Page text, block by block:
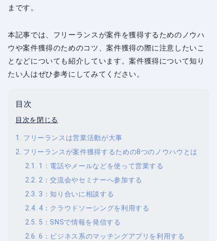
まです。
本記事では、フリーランスが案件を獲得するためのノウハ
ウや案件獲得のためのコツ、案件獲得の際に注意したいこ
となどについても紹介しています。案件獲得について知り
たい人はぜひ参考にしてみてください。
目次
目次を閉じる
フリーランスは営業活動が大事
フリーランスが案件獲得するための8つのノウハウとは
1：電話やメールなどを使って営業する
2：交流会やセミナーへ参加する
3：知り合いに相談する
4：クラウドソーシングを利用する
5：SNSで情報を発信する
6：ビジネス系のマッチングアプリを利用する